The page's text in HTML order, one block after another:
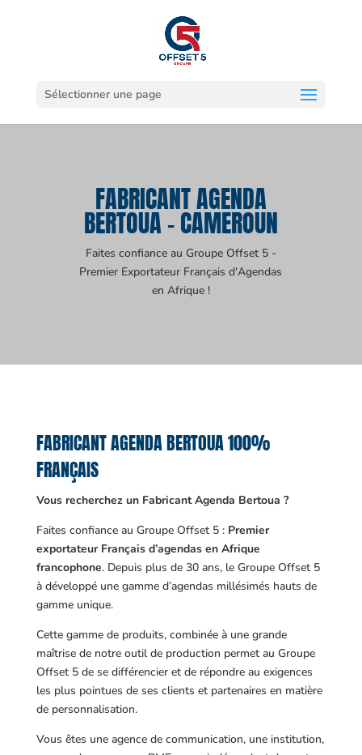
Sélectionner une page
FABRICANT AGENDA
BERTOUA - CAMEROUN
Faites confiance au Groupe Offset 5 -
Premier Exportateur Français d'Agendas
en Afrique !
FABRICANT AGENDA BERTOUA 100%
FRANÇAIS
Vous recherchez un Fabricant Agenda Bertoua ?
Faites confiance au Groupe Offset 5 : Premier
exportateur Français d’agendas en Afrique
francophone. Depuis plus de 30 ans, le Groupe Offset 5
à développé une gamme d’agendas millésimés hauts de
gamme unique.
Cette gamme de produits, combinée à une grande
maîtrise de notre outil de production permet au Groupe
Offset 5 de se différencier et de répondre au exigences
les plus pointues de ses clients et partenaires en matière
de personnalisation.
Vous êtes une agence de communication, une institution,